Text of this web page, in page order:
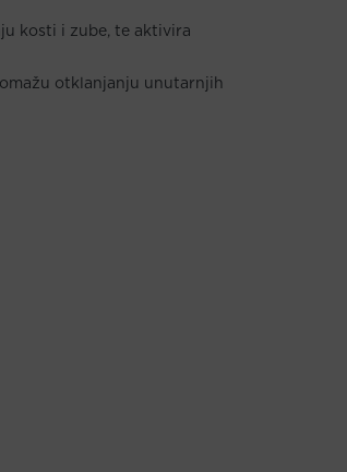
kosti i zube, te aktivira
otklanjanju unutarnjih